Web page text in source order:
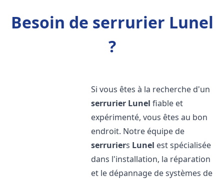
Besoin de serrurier Lunel
?
Si vous êtes à la recherche d'un
serrurier Lunel fiable et
expérimenté, vous êtes au bon
endroit. Notre équipe de
serruriers Lunel est spécialisée
dans l'installation, la réparation
et le dépannage de systèmes de